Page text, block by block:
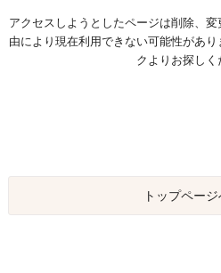
アクセスしようとしたページは削除、
由により現在利用できない可能性があ
クよりお探しく
トップペー